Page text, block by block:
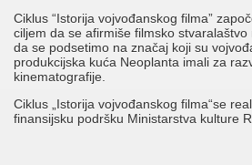
Ciklus “Istorija vojvođanskog filma”
ciljem da se afirmiše filmsko
da se podsetimo na značaj koji su
produkcijska kuća Neoplanta imali za
kinematografije.
Ciklus „Istorija vojvođanskog filma“se
finansijsku podršku Ministarstva kulture